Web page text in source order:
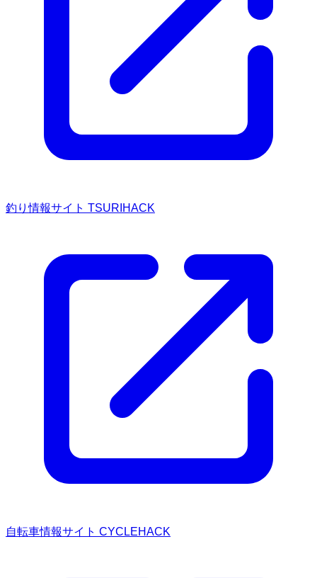
釣り情報サイト TSURIHACK
自転車情報サイト CYCLEHACK